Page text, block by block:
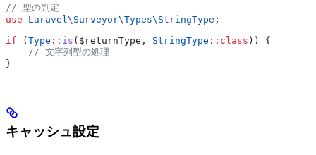
// 型の判定
use Laravel\Surveyor\Types\ StringType ;
if (Type :: is ( $returnType , StringType :: class )) {
    // 文字列型の処理
}
キャッシュ設定